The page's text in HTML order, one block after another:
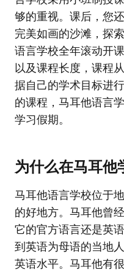
够的重视。课后，您
完美如画的沙滩，探
语言学校全年滚动开
以及课程长度，课程
据自己的学术目标进
的课程，马耳他语言
学习假期。
为什么在马耳他
马耳他语言学校位于
的好地方。马耳他曾
它的官方语言还是英
到英语为母语的当地
英语水平。马耳他有